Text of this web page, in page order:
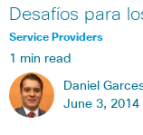
Desafíos para
Service Providers
1 min read
Daniel
June 3, 2014